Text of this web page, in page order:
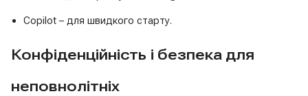
Copilot – для швидкого старту.
Конфіденційність і безпека для
неповнолітніх